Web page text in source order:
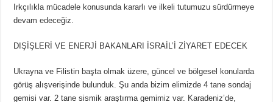
Irkçılıkla mücadele konusunda kararlı ve ilkeli tutumuzu sürdürmeye
devam edeceğiz.
DIŞİŞLERİ VE ENERJİ BAKANLARI İSRAİL’İ ZİYARET EDECEK
Ukrayna ve Filistin başta olmak üzere, güncel ve bölgesel konularda
görüş alışverişinde bulunduk. Şu anda bizim elimizde 4 tane sondaj
gemisi var. 2 tane sismik araştırma gemimiz var. Karadeniz’de,